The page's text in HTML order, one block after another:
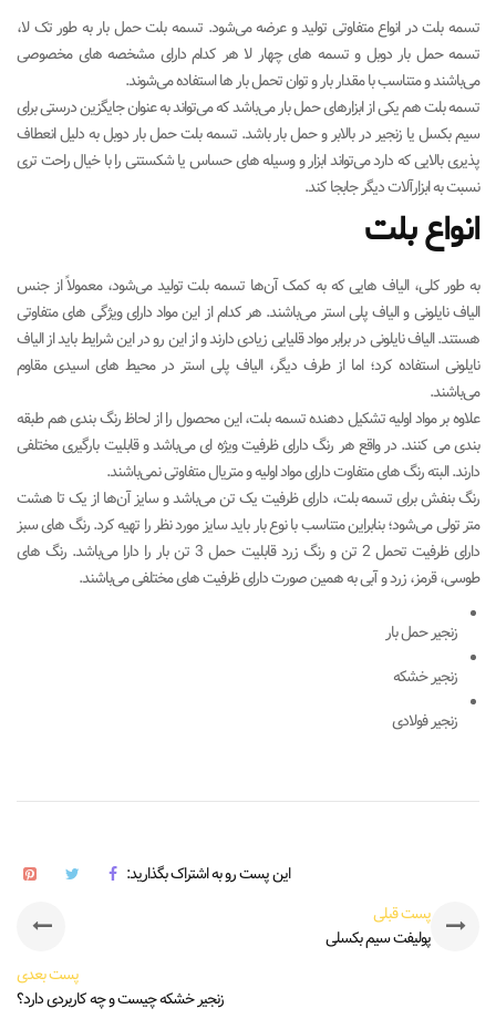
تسمه بلت در انواع متفاوتی تولید و عرضه می‌شود. تسمه بلت حمل بار به طور تک لا،
تسمه حمل بار دوبل و تسمه های چهار لا هر کدام دارای مشخصه های مخصوصی
می‌باشند و متناسب با مقدار بار و توان تحمل بار ها استفاده می‌شوند.
تسمه بلت هم یکی از ابزارهای حمل بار می‌باشد که می‌تواند به عنوان جایگزین درستی برای
سیم بکسل یا زنجیر در بالابر و حمل بار باشد. تسمه بلت حمل بار دوبل به دلیل انعطاف
پذیری بالایی که دارد می‌تواند ابزار و وسیله های حساس یا شکستنی را با خیال راحت تری
نسبت به ابزارآلات دیگر جابجا کند.
انواع بلت
به طور کلی، الیاف هایی که به کمک آن‌ها تسمه بلت تولید می‌شود، معمولاً از جنس
الیاف نایلونی و الیاف پلی استر می‌باشند. هر کدام از این مواد دارای ویژگی های متفاوتی
هستند. الیاف نایلونی در برابر مواد قلیایی زیادی دارند و از این رو در این شرایط باید از الیاف
نایلونی استفاده کرد؛ اما از طرف دیگر، الیاف پلی استر در محیط های اسیدی مقاوم
می‌باشند.
علاوه بر مواد اولیه تشکیل دهنده تسمه بلت، این محصول را از لحاظ رنگ بندی هم طبقه
بندی می کنند. در واقع هر رنگ دارای ظرفیت ویژه ای می‌باشد و قابلیت بارگیری مختلفی
دارند. البته رنگ های متفاوت دارای مواد اولیه و متریال متفاوتی نمی‌باشند.
رنگ بنفش برای تسمه بلت، دارای ظرفیت یک تن می‌باشد و سایز آن‌ها از یک تا هشت
متر تولی می‌شود؛ بنابراین متناسب با نوع بار باید سایز مورد نظر را تهیه کرد. رنگ های سبز
دارای ظرفیت تحمل 2 تن و رنگ زرد قابلیت حمل 3 تن بار را دارا می‌باشد. رنگ های
طوسی، قرمز، زرد و آبی به همین صورت دارای ظرفیت های مختلفی می‌باشند.
زنجیر حمل بار
زنجیر خشکه
زنجیر فولادی
این پست رو به اشتراک بگذارید:
پست قبلی
پولیفت سیم بکسلی
پست بعدی
زنجیر خشکه چیست و چه کاربردی دارد؟